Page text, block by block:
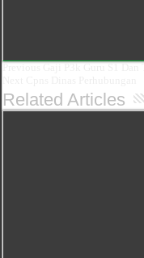
Related Articles